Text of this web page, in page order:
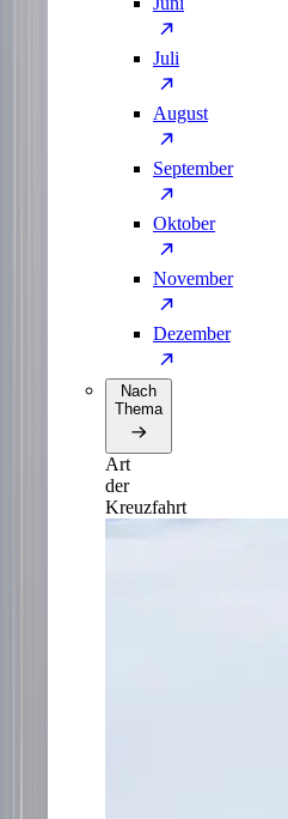
Juli
August
September
Oktober
November
Dezember
Nach
Thema
Art
der
Kreuzfahrt